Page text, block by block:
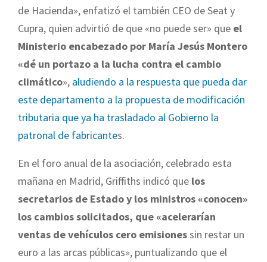
de Hacienda», enfatizó el también CEO de Seat y
Cupra, quien advirtió de que «no puede ser» que el
Ministerio encabezado por María Jesús Montero
«dé un portazo a la lucha contra el cambio
climático», aludiendo a la respuesta que pueda dar
este departamento a la propuesta de modificación
tributaria que ya ha trasladado al Gobierno la
patronal de fabricantes.
En el foro anual de la asociación, celebrado esta
mañana en Madrid, Griffiths indicó que los
secretarios de Estado y los ministros «conocen»
los cambios solicitados, que «acelerarían
ventas de vehículos cero emisionessin restar un
euro a las arcas públicas», puntualizando que el